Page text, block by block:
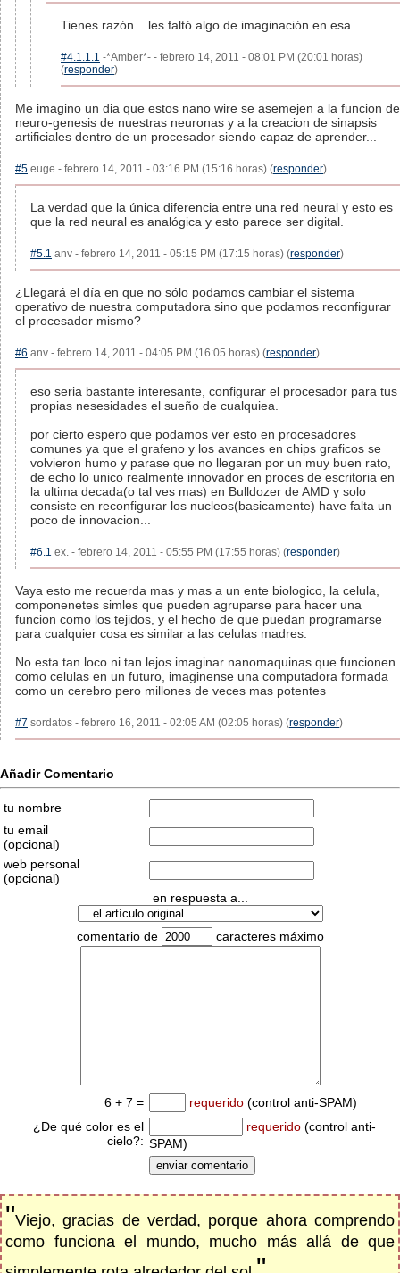
Tienes razón... les faltó algo de imaginación en esa.
#4.1.1.1 -*Amber*- - febrero 14, 2011 - 08:01 PM (20:01 horas)
(responder)
Me imagino un dia que estos nano wire se asemejen a la funcion de
neuro-genesis de nuestras neuronas y a la creacion de sinapsis
artificiales dentro de un procesador siendo capaz de aprender...
#5 euge - febrero 14, 2011 - 03:16 PM (15:16 horas) (responder)
La verdad que la única diferencia entre una red neural y esto es
que la red neural es analógica y esto parece ser digital.
#5.1 anv - febrero 14, 2011 - 05:15 PM (17:15 horas) (responder)
¿Llegará el día en que no sólo podamos cambiar el sistema
operativo de nuestra computadora sino que podamos reconfigurar
el procesador mismo?
#6 anv - febrero 14, 2011 - 04:05 PM (16:05 horas) (responder)
eso seria bastante interesante, configurar el procesador para tus
propias nesesidades el sueño de cualquiea.
por cierto espero que podamos ver esto en procesadores
comunes ya que el grafeno y los avances en chips graficos se
volvieron humo y parase que no llegaran por un muy buen rato,
de echo lo unico realmente innovador en proces de escritoria en
la ultima decada(o tal ves mas) en Bulldozer de AMD y solo
consiste en reconfigurar los nucleos(basicamente) have falta un
poco de innovacion...
#6.1 ex. - febrero 14, 2011 - 05:55 PM (17:55 horas) (responder)
Vaya esto me recuerda mas y mas a un ente biologico, la celula,
componenetes simles que pueden agruparse para hacer una
funcion como los tejidos, y el hecho de que puedan programarse
para cualquier cosa es similar a las celulas madres.
No esta tan loco ni tan lejos imaginar nanomaquinas que funcionen
como celulas en un futuro, imaginense una computadora formada
como un cerebro pero millones de veces mas potentes
#7 sordatos - febrero 16, 2011 - 02:05 AM (02:05 horas) (responder)
Añadir Comentario
tu nombre
tu email
(opcional)
web personal
(opcional)
en respuesta a...
comentario de caracteres máximo
6 + 7 = requerido (control anti-SPAM)
¿De qué color es el
cielo?:
requerido (control anti-
SPAM)
"Viejo, gracias de verdad, porque ahora comprendo
como funciona el mundo, mucho más allá de que